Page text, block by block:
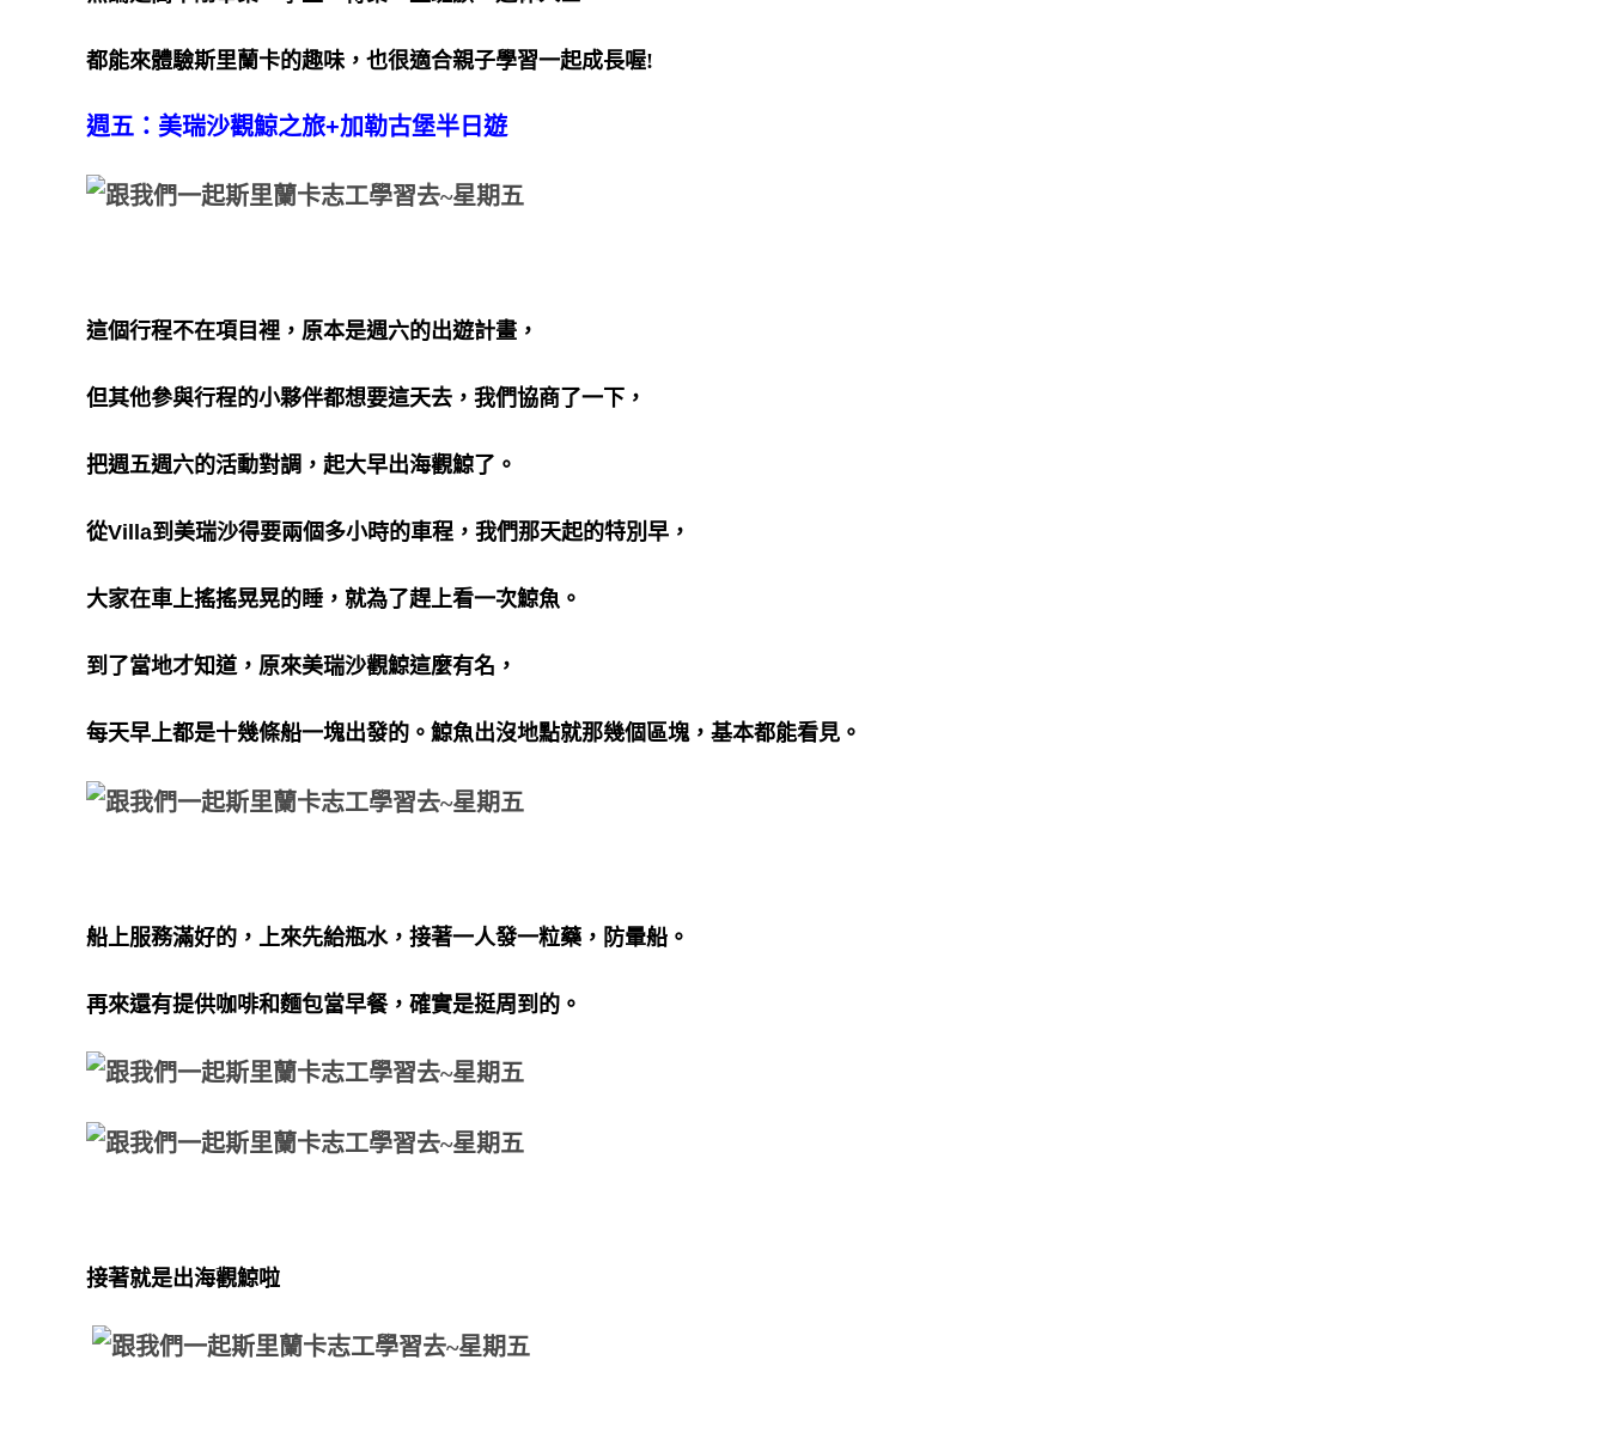
都能來體驗斯里蘭卡的趣味，也很適合親子學習一起成長喔!
週五：美瑞沙觀鯨之旅+加勒古堡半日遊
這個行程不在項目裡，原本是週六的出遊計畫，
但其他參與行程的小夥伴都想要這天去，我們協商了一下，
把週五週六的活動對調，起大早出海觀鯨了。
從Villa到美瑞沙得要兩個多小時的車程，我們那天起的特別早，
大家在車上搖搖晃晃的睡，就為了趕上看一次鯨魚。
到了當地才知道，原來美瑞沙觀鯨這麼有名，
每天早上都是十幾條船一塊出發的。鯨魚出沒地點就那幾個區塊，基本都能看見。
船上服務滿好的，上來先給瓶水，接著一人發一粒藥，防暈船。
再來還有提供咖啡和麵包當早餐，確實是挺周到的。
接著就是出海觀鯨啦